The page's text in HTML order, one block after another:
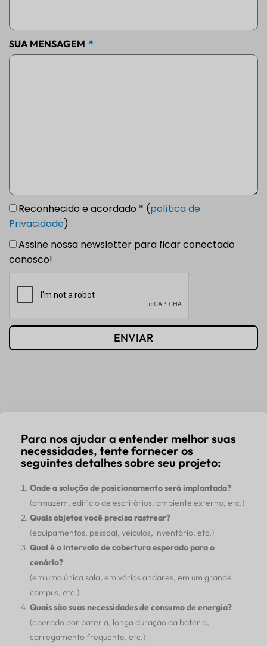
SUA MENSAGEM
Reconhecido e acordado * (política de
Privacidade)
Assine nossa newsletter para ficar conectado
conosco!
ENVIAR
Para nos ajudar a entender melhor suas
necessidades, tente fornecer os
seguintes detalhes sobre seu projeto:
Onde a solução de posicionamento será implantada?
(armazém, edifício de escritórios, ambiente externo, etc.)
Quais objetos você precisa rastrear?
(equipamentos, pessoal, veículos, inventário, etc.)
Qual é o intervalo de cobertura esperado para o
cenário?
(em uma única sala, em vários andares, em um grande
campus, etc.)
Quais são suas necessidades de consumo de energia?
(operado por bateria, longa duração da bateria,
carregamento frequente, etc.)